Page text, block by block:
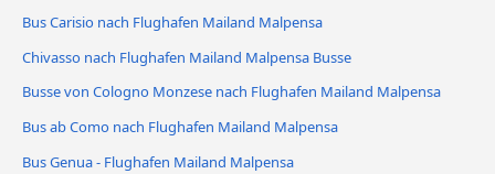
Bus Carisio nach Flughafen Mailand Malpensa
Chivasso nach Flughafen Mailand Malpensa Busse
Busse von Cologno Monzese nach Flughafen Mailand Malpensa
Bus ab Como nach Flughafen Mailand Malpensa
Bus Genua - Flughafen Mailand Malpensa